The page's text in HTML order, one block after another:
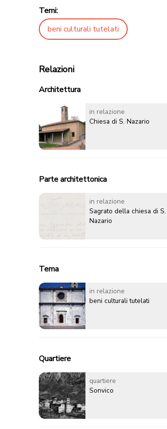
Temi:
beni culturali tutelati
Relazioni
Architettura
in relazione
Chiesa di S. Nazario
Parte architettonica
in relazione
Sagrato della chiesa di S.
Nazario
Tema
in relazione
beni culturali tutelati
Quartiere
quartiere
Sonvico